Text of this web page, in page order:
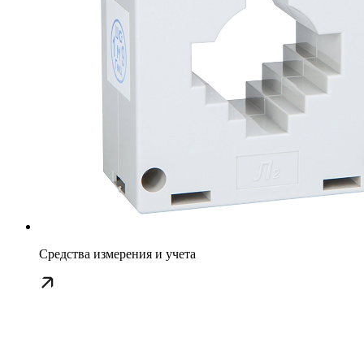
Средства измерения и учета